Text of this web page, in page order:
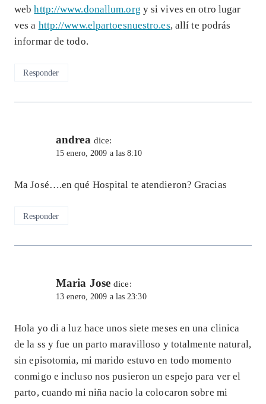
webhttp://www.donallum.org y si vives en otro lugar
ves a http://www.elpartoesnuestro.es, allí te podrás
informar de todo.
Responder
andrea dice:
15 enero, 2009 a las 8:10
Ma José….en qué Hospital te atendieron? Gracias
Responder
Maria Jose dice:
13 enero, 2009 a las 23:30
Hola yo di a luz hace unos siete meses en una clinica
de la ss y fue un parto maravilloso y totalmente natural,
sin episotomia, mi marido estuvo en todo momento
conmigo e incluso nos pusieron un espejo para ver el
parto, cuando mi niña nacio la colocaron sobre mi